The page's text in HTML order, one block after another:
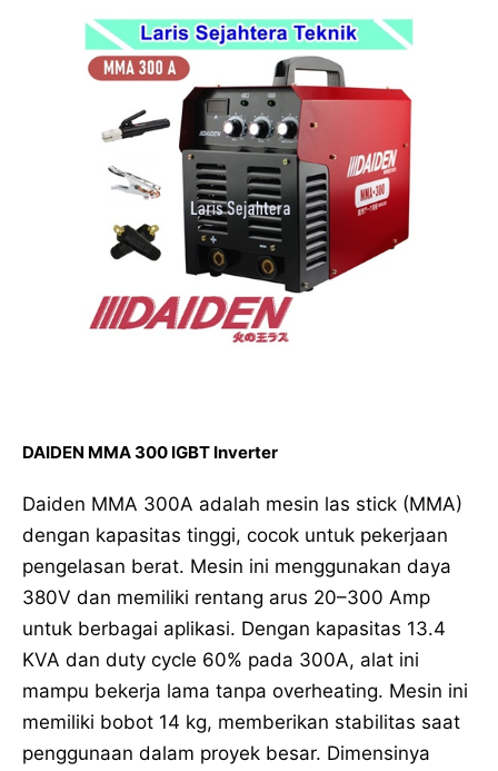
DAIDEN MMA 300 IGBT Inverter
Daiden MMA 300A adalah mesin las stick (MMA)
dengan kapasitas tinggi, cocok untuk pekerjaan
pengelasan berat. Mesin ini menggunakan daya
380V dan memiliki rentang arus 20–300 Amp
untuk berbagai aplikasi. Dengan kapasitas 13.4
KVA dan duty cycle 60% pada 300A, alat ini
mampu bekerja lama tanpa overheating. Mesin ini
memiliki bobot 14 kg, memberikan stabilitas saat
penggunaan dalam proyek besar. Dimensinya